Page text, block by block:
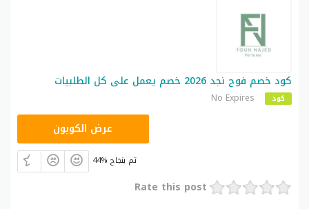
كود خصم فوح نجد 2026 خصم يعمل على كل الطلبيات
كود No Expires
عرض الكوبون
44% تم بنجاح
Rate this post